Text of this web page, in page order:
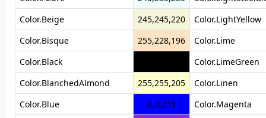
Color.Beige
245,245,220
Color.LightYellow
Color.Bisque
255,228,196
Color.Lime
Color.Black
Color.LimeGreen
Color.BlanchedAlmond
255,255,205
Color.Linen
Color.Blue
0,0,255
Color.Magenta